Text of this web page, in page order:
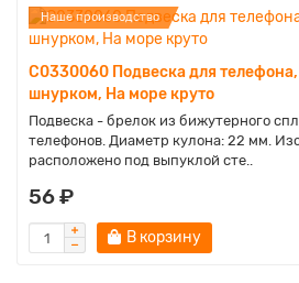
Наше производство
C0330060 Подвеска для
шнурком, На море круто
Подвеска - брелок из бижутерного
телефонов. Диаметр кулона: 22 мм.
расположено под выпуклой сте..
56 ₽
В корзину